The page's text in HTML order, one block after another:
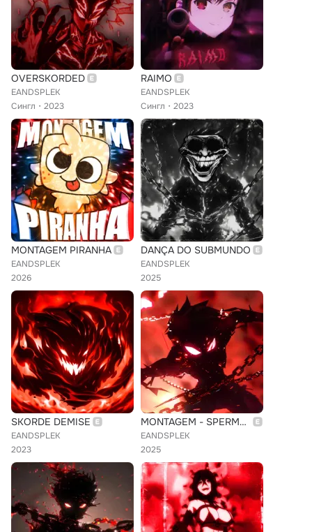
OVERSKORDED
EANDSPLEK
Сингл
2023
RAIMO
EANDSPLEK
Сингл
2023
MONTAGEM PIRANHA
EANDSPLEK
2026
DANÇA DO SUBMUNDO
EANDSPLEK
2025
SKORDE DEMISE
EANDSPLEK
2023
MONTAGEM - SPERMA SPERMA
EANDSPLEK
2025